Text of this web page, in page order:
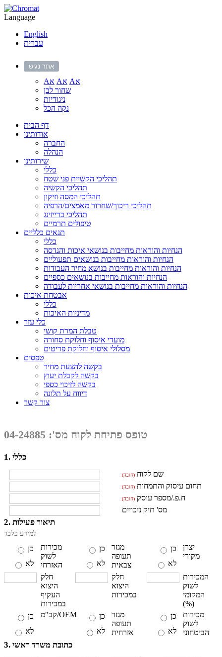
Language
English
עברית
אתר נגיש
Aא Aא
Aא
שחור לבן
ניגודיות
נקה הכל
דף הבית
אודותינו
החברה
הנהלה
שירותינו
כללי
תהליכי הקשיית פני שטח
תהליכי הקשיה
תהליכי המסה וזיקון
תהליכי ריכוך/שחרור מאמצים/הרפיה
תהליכי ברייזינג
טיפולים תרמיים
תנאים כלליים
כללי
הנחיות והוראות מחייבות בנושאי איכות והנדסה
הנחיות והוראות מחייבות בנושאים תפעוליים
הנחיות והוראות מחייבות בנושא מחיר העבודות
הנחיות והוראות מחייבות בנושאים כספיים
הנחיות והוראות מחייבות בנושאי אחריות לעבודה
אבטחת איכות
כללי
מדיניות האיכות
כלי עזר
טבלת המרת קושי
מועדי איסוף וחלוקת סחורה
מסלולי איסוף וחלוקת פריטים
טפסים
בקשה להצעת מחיר
בקשה לקבלת יעוץ
בקשה לזיכוי כספי
דיווח על תלונה
צור קשר
טופס פתיחת לקוח מס': 04-24885
1. כללי
שם לקוח(חובה)
תחום עיסוק והתמחות(חובה)
ח.פ./מספר עוסק(חובה)
מס' תיק ניכויים
2. תיאור פעילות
למידע בלבד
מכירות
לשוק
האזרחי
כן
לא
מגזר
תעופה
צבאית
כן
לא
יצרן
מקורי
כן
לא
חלק
היצוא
העקיף
במכירות
חלק
היצוא
במכירות
המכירות
לשוק
המקומי
(%)
קב"מ/OEM
כן
לא
מגזר
תעופה
אזרחית
כן
לא
מכירות
לשוק
הביטחוני
כן
לא
3. כתובת משרד ראשי